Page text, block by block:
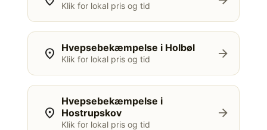
Klik for lokal pris og tid
location_on Hvepsebekæmpelse i Holbøl
Klik for lokal pris og tid arrow_forward
location_on
Hvepsebekæmpelse i
Hostrupskov
Klik for lokal pris og tid
arrow_forward